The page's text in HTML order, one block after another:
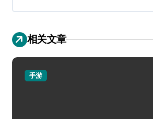
相关文章
手游